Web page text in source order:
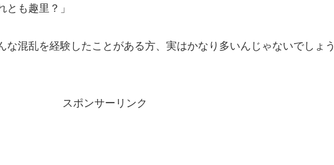
とも趣里？」
な混乱を経験したことがある方、実はかなり多いんじゃないでしょう
スポンサーリンク